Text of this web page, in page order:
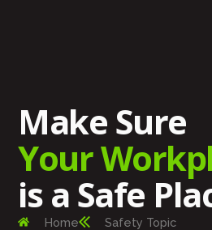
Make Sure
Your
is a Safe
Home Safety Topic